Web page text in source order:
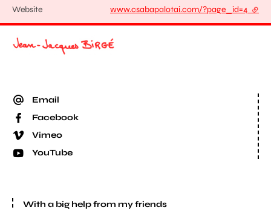
Website www.csabapalotai.com/?page_id=4 -
Email
Facebook
Vimeo
YouTube
With a big help from my friends